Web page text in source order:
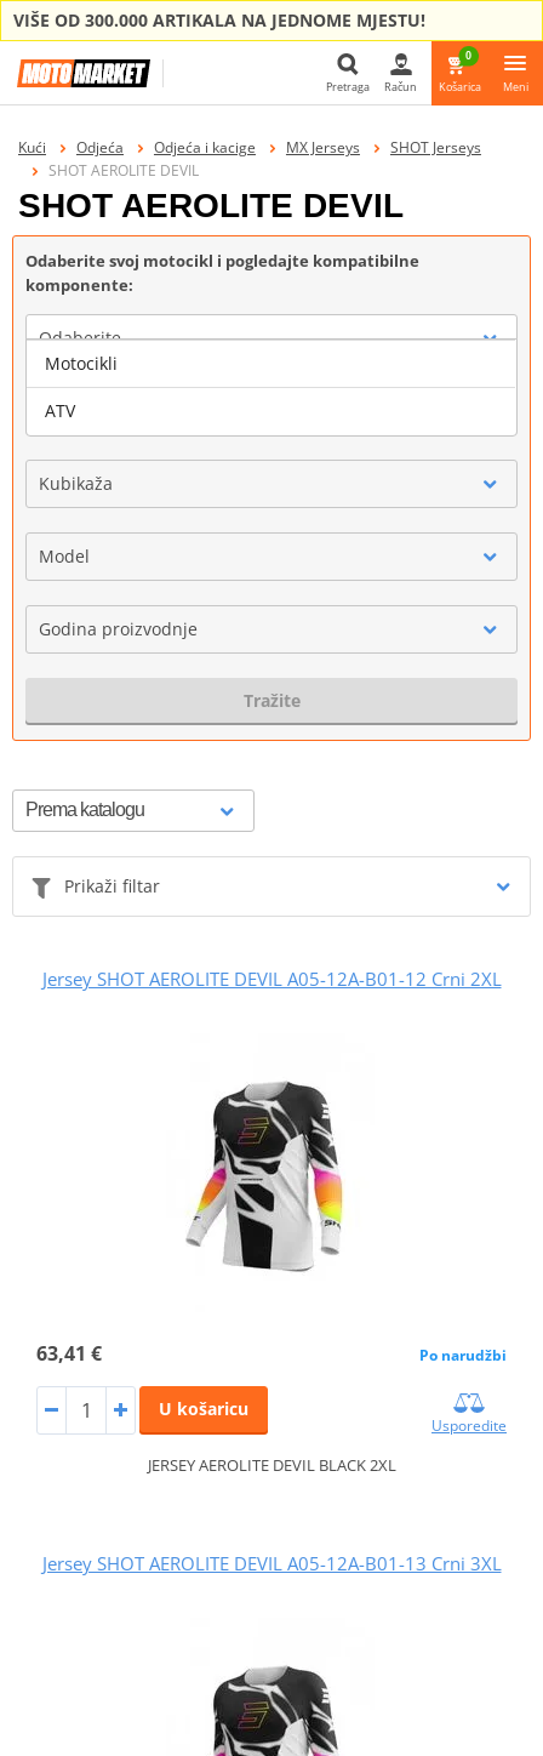
VIŠE OD 300.000 ARTIKALA NA JEDNOME MJESTU!
Pretraga
Pretraga Račun
0
Košarica Meni
Kući Odjeća Odjeća i kacige MX Jerseys
SHOT Jerseys
SHOT AEROLITE DEVIL
SHOT AEROLITE DEVIL
Odaberite svoj motocikl i pogledajte kompatibilne
komponente:
Odaberite
Marka
Kubikaža
Model
Godina proizvodnje
Tražite
Prikaži filtar
Jersey SHOT AEROLITE DEVIL A05-12A-B01-12 Crni 2XL
63,41 € Po narudžbi
U košaricu
Usporedite
JERSEY AEROLITE DEVIL BLACK 2XL
Jersey SHOT AEROLITE DEVIL A05-12A-B01-13 Crni 3XL
Motocikli
ATV